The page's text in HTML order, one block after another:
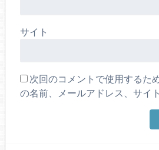
サイト
次回のコメントで使用するた
の名前、メールアドレス、サイ